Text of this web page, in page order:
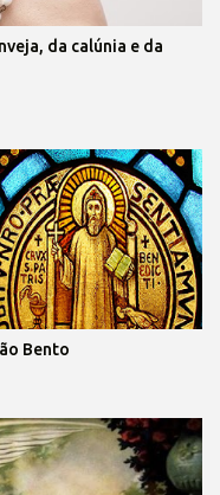
da calúnia e da
Bento